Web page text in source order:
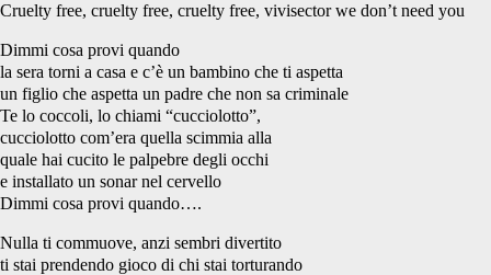
Cruelty free, cruelty free, cruelty free, vivisector we don’t need you
Dimmi cosa provi quando
la sera torni a casa e c’è un bambino che ti aspetta
un figlio che aspetta un padre che non sa criminale
Te lo coccoli, lo chiami “cucciolotto”,
cucciolotto com’era quella scimmia alla
quale hai cucito le palpebre degli occhi
e installato un sonar nel cervello
Dimmi cosa provi quando….
Nulla ti commuove, anzi sembri divertito
ti stai prendendo gioco di chi stai torturando